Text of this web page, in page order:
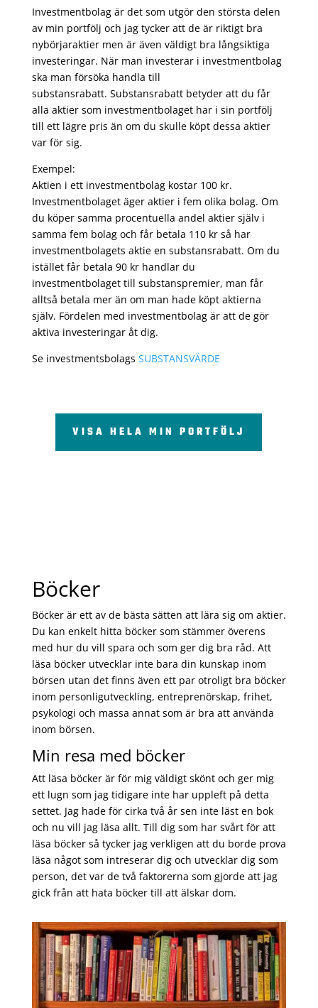
Investmentbolag är det som utgör den största delen
av min portfölj och jag tycker att de är riktigt bra
nybörjaraktier men är även väldigt bra långsiktiga
investeringar. När man investerar i investmentbolag
ska man försöka handla till
substansrabatt. Substansrabatt betyder att du får
alla aktier som investmentbolaget har i sin portfölj
till ett lägre pris än om du skulle köpt dessa aktier
var för sig.
Exempel:
Aktien i ett investmentbolag kostar 100 kr.
Investmentbolaget äger aktier i fem olika bolag. Om
du köper samma procentuella andel aktier själv i
samma fem bolag och får betala 110 kr så har
investmentbolagets aktie en substansrabatt. Om du
istället får betala 90 kr handlar du
investmentbolaget till substanspremier, man får
alltså betala mer än om man hade köpt aktierna
själv. Fördelen med investmentbolag är att de gör
aktiva investeringar åt dig.
Se investmentsbolags SUBSTANSVÄRDE
VISA HELA MIN PORTFÖLJ
Böcker
Böcker är ett av de bästa sätten att lära sig om aktier.
Du kan enkelt hitta böcker som stämmer överens
med hur du vill spara och som ger dig bra råd. Att
läsa böcker utvecklar inte bara din kunskap inom
börsen utan det finns även ett par otroligt bra böcker
inom personligutveckling, entreprenörskap, frihet,
psykologi och massa annat som är bra att använda
inom börsen.
Min resa med böcker
Att läsa böcker är för mig väldigt skönt och ger mig
ett lugn som jag tidigare inte har uppleft på detta
settet. Jag hade för cirka två år sen inte läst en bok
och nu vill jag läsa allt. Till dig som har svårt för att
läsa böcker så tycker jag verkligen att du borde prova
läsa något som intreserar dig och utvecklar dig som
person, det var de två faktorerna som gjorde att jag
gick från att hata böcker till att älskar dom.